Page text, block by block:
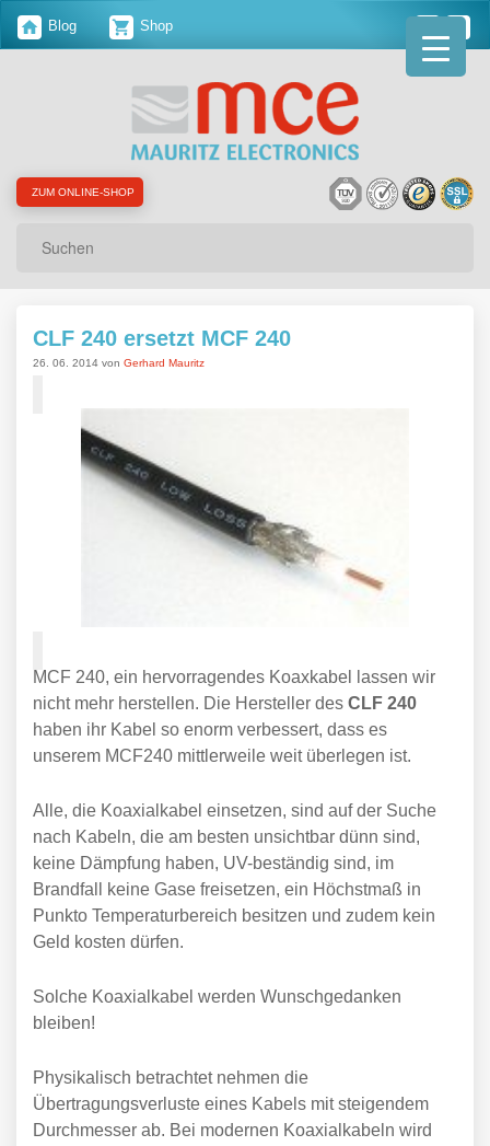
Blog Shop
ZUM ONLINE-SHOP
CLF 240 ersetzt MCF 240
26. 06. 2014 von Gerhard Mauritz
MCF 240, ein hervorragendes Koaxkabel lassen wir
nicht mehr herstellen. Die Hersteller des CLF 240
haben ihr Kabel so enorm verbessert, dass es
unserem MCF240 mittlerweile weit überlegen ist.
Alle, die Koaxialkabel einsetzen, sind auf der Suche
nach Kabeln, die am besten unsichtbar dünn sind,
keine Dämpfung haben, UV-beständig sind, im
Brandfall keine Gase freisetzen, ein Höchstmaß in
Punkto Temperaturbereich besitzen und zudem kein
Geld kosten dürfen.
Solche Koaxialkabel werden Wunschgedanken
bleiben!
Physikalisch betrachtet nehmen die
Übertragungsverluste eines Kabels mit steigendem
Durchmesser ab. Bei modernen Koaxialkabeln wird